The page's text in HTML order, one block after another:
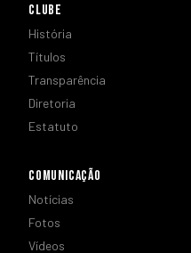
CLUBE
História
Títulos
Transparência
Diretoria
Estatuto
COMUNICAÇÃO
Notícias
Fotos
Vídeos